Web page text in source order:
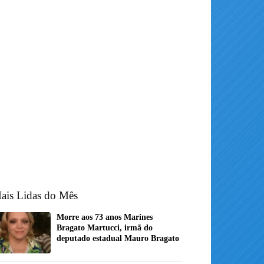
Lidas do Mês
Morre aos 73 anos Marines
Bragato Martucci, irmã do
deputado estadual Mauro Bragato